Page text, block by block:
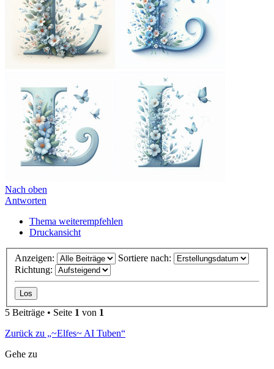
Nach oben
Antworten
Thema weiterempfehlen
Druckansicht
Anzeigen:
Sortiere nach:
Richtung:
5 Beiträge • Seite 1 von 1
Zurück zu „~Elfes~ AI Tuben“
Gehe zu